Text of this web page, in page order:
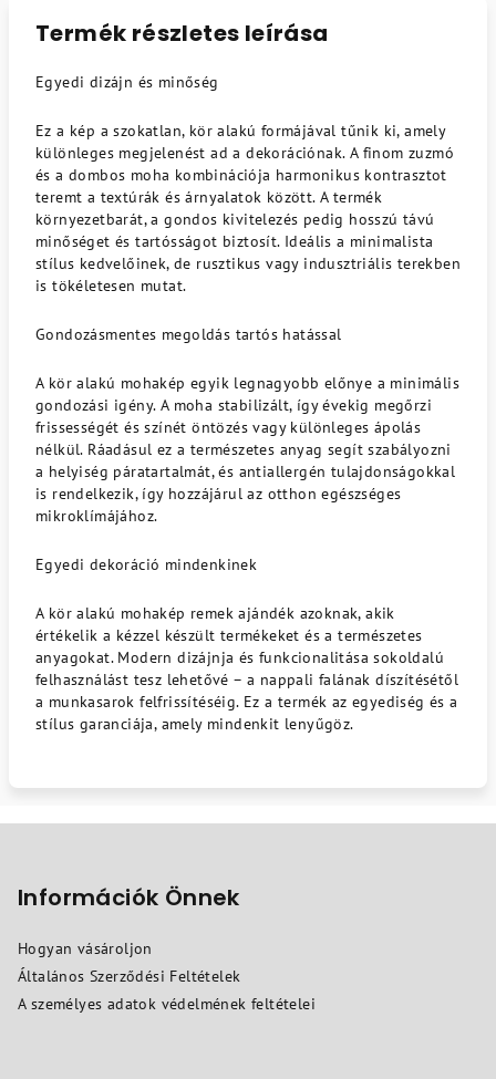
Termék részletes leírása
Egyedi dizájn és minőség
Ez a kép a szokatlan, kör alakú formájával tűnik ki, amely
különleges megjelenést ad a dekorációnak. A finom zuzmó
és a dombos moha kombinációja harmonikus kontrasztot
teremt a textúrák és árnyalatok között. A termék
környezetbarát, a gondos kivitelezés pedig hosszú távú
minőséget és tartósságot biztosít. Ideális a minimalista
stílus kedvelőinek, de rusztikus vagy indusztriális terekben
is tökéletesen mutat.
Gondozásmentes megoldás tartós hatással
A kör alakú mohakép egyik legnagyobb előnye a minimális
gondozási igény. A moha stabilizált, így évekig megőrzi
frissességét és színét öntözés vagy különleges ápolás
nélkül. Ráadásul ez a természetes anyag segít szabályozni
a helyiség páratartalmát, és antiallergén tulajdonságokkal
is rendelkezik, így hozzájárul az otthon egészséges
mikroklímájához.
Egyedi dekoráció mindenkinek
A kör alakú mohakép remek ajándék azoknak, akik
értékelik a kézzel készült termékeket és a természetes
anyagokat. Modern dizájnja és funkcionalitása sokoldalú
felhasználást tesz lehetővé – a nappali falának díszítésétől
a munkasarok felfrissítéséig. Ez a termék az egyediség és a
stílus garanciája, amely mindenkit lenyűgöz.
Információk Önnek
Hogyan vásároljon
Általános Szerződési Feltételek
A személyes adatok védelmének feltételei